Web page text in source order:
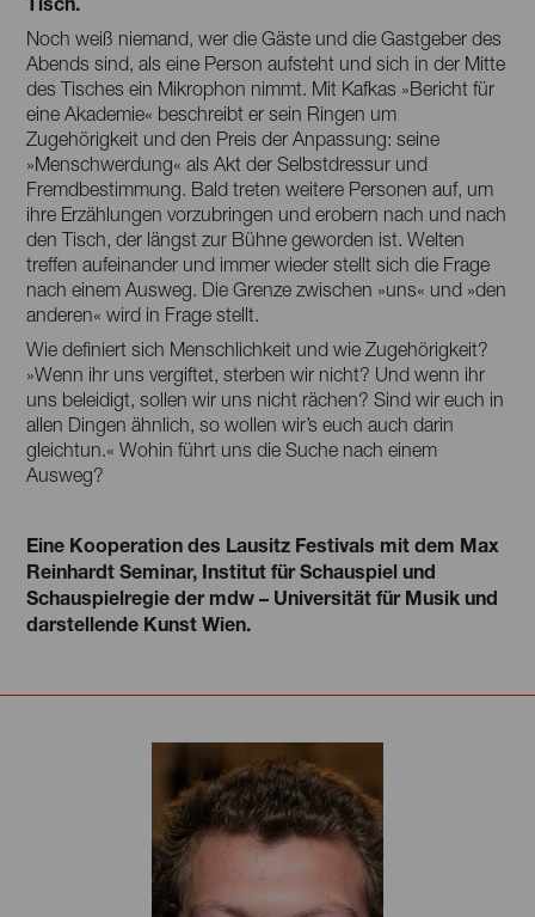
Noch weiß niemand, wer die Gäste und die Gastgeber des
Abends sind, als eine Person aufsteht und sich in der Mitte
des Tisches ein Mikrophon nimmt. Mit Kafkas »Bericht für
eine Akademie« beschreibt er sein Ringen um
Zugehörigkeit und den Preis der Anpassung: seine
»Menschwerdung« als Akt der Selbstdressur und
Fremdbestimmung. Bald treten weitere Personen auf, um
ihre Erzählungen vorzubringen und erobern nach und nach
den Tisch, der längst zur Bühne geworden ist. Welten
treffen aufeinander und immer wieder stellt sich die Frage
nach einem Ausweg. Die Grenze zwischen »uns« und »den
anderen« wird in Frage stellt.
Wie definiert sich Menschlichkeit und wie Zugehörigkeit?
»Wenn ihr uns vergiftet, sterben wir nicht? Und wenn ihr
uns beleidigt, sollen wir uns nicht rächen? Sind wir euch in
allen Dingen ähnlich, so wollen wir’s euch auch darin
gleichtun.« Wohin führt uns die Suche nach einem
Ausweg?
Eine Kooperation des Lausitz Festivals mit dem Max
Reinhardt Seminar, Institut für Schauspiel und
Schauspielregie der mdw – Universität für Musik und
darstellende Kunst Wien.